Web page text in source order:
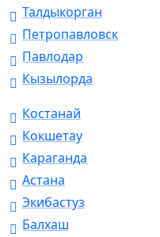
Талдыкорган
Петропавловск
Павлодар
Кызылорда
Костанай
Кокшетау
Караганда
Астана
Экибастуз
Балхаш